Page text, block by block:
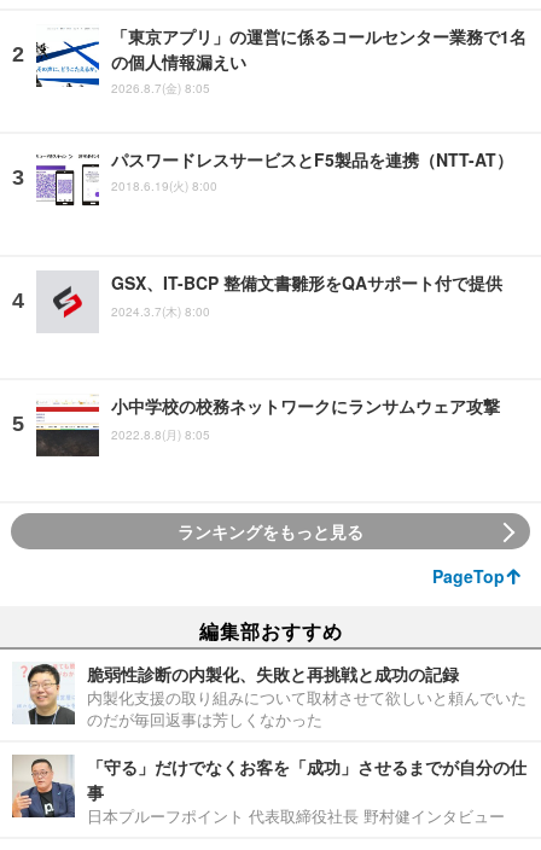
「東京アプリ」の運営に係るコールセンター業務で1名
の個人情報漏えい
2026.8.7(金) 8:05
パスワードレスサービスとF5製品を連携（NTT-AT）
2018.6.19(火) 8:00
GSX、IT-BCP 整備文書雛形をQAサポート付で提供
2024.3.7(木) 8:00
小中学校の校務ネットワークにランサムウェア攻撃
2022.8.8(月) 8:05
ランキングをもっと見る
PageTop
編集部おすすめ
脆弱性診断の内製化、失敗と再挑戦と成功の記録
内製化支援の取り組みについて取材させて欲しいと頼んでいた
のだが毎回返事は芳しくなかった
「守る」だけでなくお客を「成功」させるまでが自分の仕
事
日本プルーフポイント 代表取締役社長 野村健インタビュー